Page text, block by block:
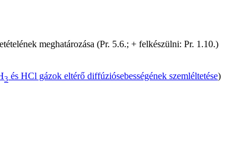
meghatározása (Pr. 5.6.; + felkészülni: Pr. 1.10.)
3 és HCl gázok eltérő diffúziósebességének szemléltetése)